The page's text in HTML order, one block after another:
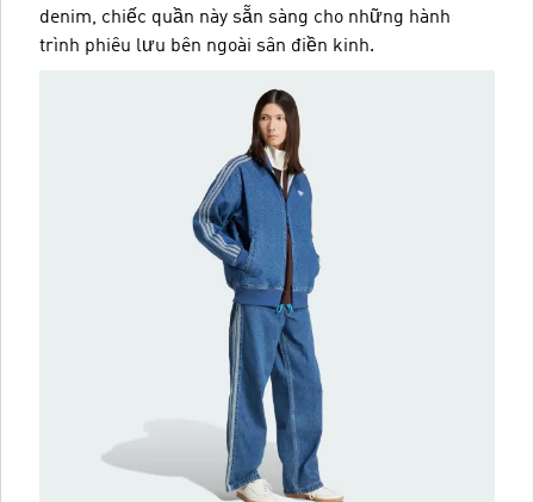
denim, chiếc quần này sẵn sàng cho những hành
trình phiêu lưu bên ngoài sân điền kinh.